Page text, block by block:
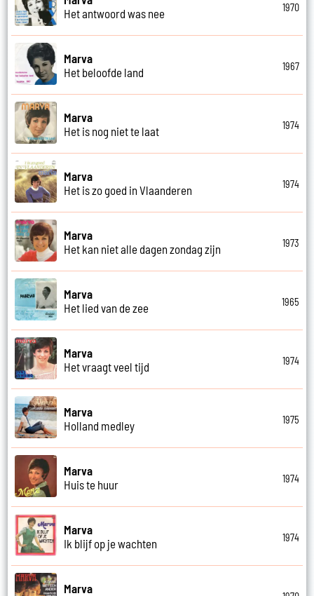
Het antwoord was nee
1970
Marva
Het beloofde land
1967
Marva
Het is nog niet te laat
1974
Marva
Het is zo goed in Vlaanderen
1974
Marva
Het kan niet alle dagen zondag zijn
1973
Marva
Het lied van de zee
1965
Marva
Het vraagt veel tijd
1974
Marva
Holland medley
1975
Marva
Huis te huur
1974
Marva
Ik blijf op je wachten
1974
Marva